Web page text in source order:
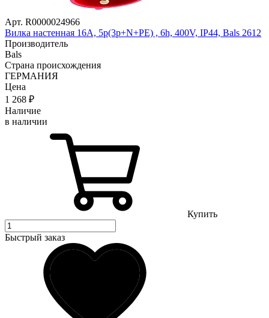
Арт. R0000024966
Вилка настенная 16A, 5p(3р+N+PЕ) , 6h, 400V, IP44, Bals 2612
Производитель
Bals
Страна происхождения
ГЕРМАНИЯ
Цена
1 268 ₽
Наличие
в наличии
Купить
Быстрый заказ